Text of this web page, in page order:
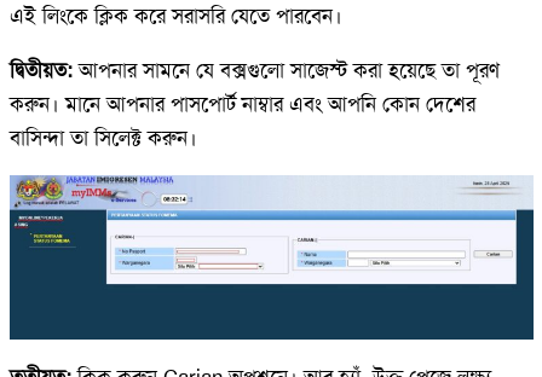
এই লিংকে ক্লিক করে সরাসরি যেতে পারবেন।
দ্বিতীয়ত:আপনার সামনে যে বক্সগুলো সাজেস্ট করা হয়েছে তা পূরণ
করুন। মানে আপনার পাসপোর্ট নাম্বার এবং আপনি কোন দেশের
বাসিন্দা তা সিলেক্ট করুন।